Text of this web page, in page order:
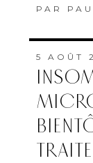
PAR
5 AOÛT